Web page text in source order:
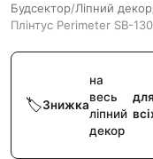
Будсектор/Ліпний декор
Плінтус Perimeter SB-
Знижка
на
весь
ліпний
декор
для